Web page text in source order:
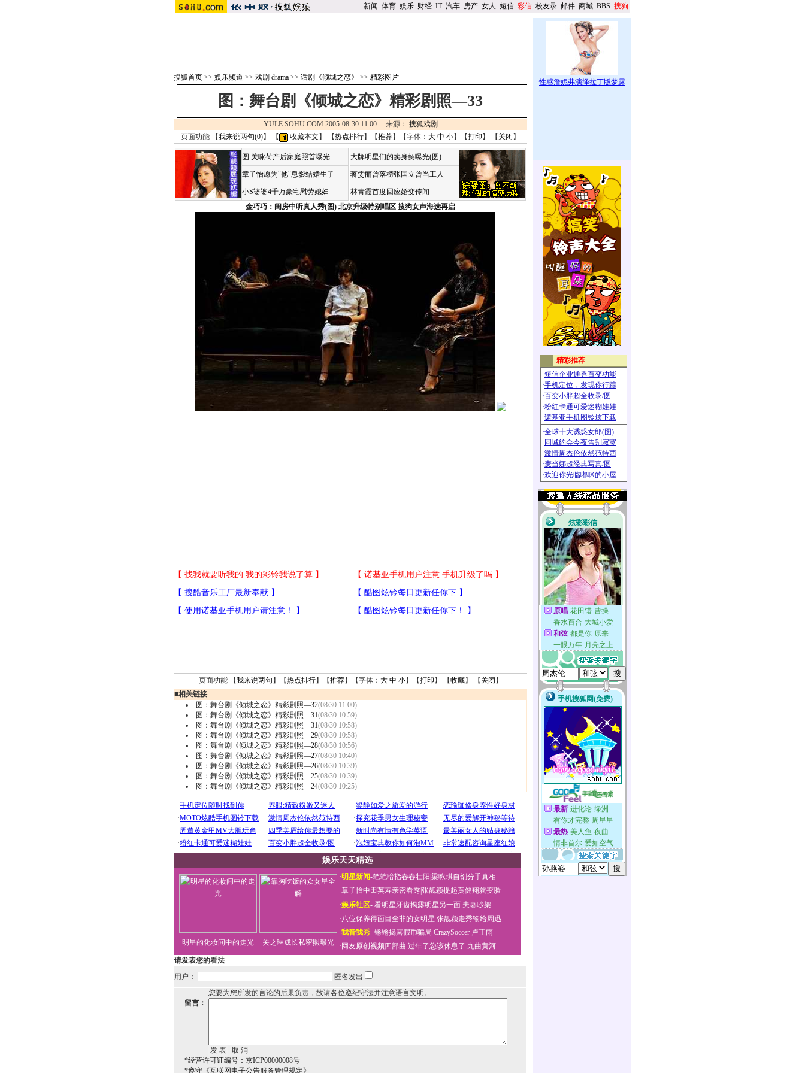
新闻-体育-娱乐-财经-IT-汽车-房产-女人 -短信-彩信-校友录-邮件-商城-BBS-搜狗
搜狐首页 >> 娱乐频道 >> 戏剧 drama >> 话剧《倾城之恋》 >> 精彩图片
图：舞台剧《倾城之恋》精彩剧照—33
YULE.SOHU.COM 2005-08-30 11:00 来源： 搜狐戏剧
页面功能 【我来说两句(0)】 【 收藏本文 】 【热点排行】【推荐】【字体： 大 中 小】【打印 】 【 关闭 】
图:关咏荷产后家庭照首曝光
章子怡愿为"他"息影结婚生子
小S婆婆4千万豪宅慰劳媳妇
大牌明星们的卖身契曝光(图)
蒋雯丽曾落榜张国立曾当工人
林青霞首度回应婚变传闻
金巧巧：闺房中听真人秀(图) 北京升级特别唱区 搜狗女声海选再启
页面功能 【我来说两句 】【热点排行】【推荐】【字体： 大 中 小】【打印 】 【收藏】 【 关闭 】
■相关链接
图：舞台剧《倾城之恋》精彩剧照—32(08/30 11:00)
图：舞台剧《倾城之恋》精彩剧照—31(08/30 10:59)
图：舞台剧《倾城之恋》精彩剧照—31(08/30 10:58)
图：舞台剧《倾城之恋》精彩剧照—29(08/30 10:58)
图：舞台剧《倾城之恋》精彩剧照—28(08/30 10:56)
图：舞台剧《倾城之恋》精彩剧照—27(08/30 10:40)
图：舞台剧《倾城之恋》精彩剧照—26(08/30 10:39)
图：舞台剧《倾城之恋》精彩剧照—25(08/30 10:39)
图：舞台剧《倾城之恋》精彩剧照—24(08/30 10:25)
娱乐天天精选
明星的化妆间中的走光 关之琳成长私密照曝光
·明星新闻-笔笔暗指春春壮阳 梁咏琪自剖分手真相
·章子怡中田英寿亲密看秀张靓颖提起黄健翔就变脸
·娱乐社区- 看明星牙齿揭露明星另一面 夫妻吵架
·八位保养得面目全非的女明星 张靓颖走秀输给周迅
·我音我秀- 锵锵揭露假币骗局 CrazySoccer 卢正雨
· 网友原创视频四部曲 过年了您该休息了 九曲黄河
请发表您的看法
用户：
匿名发出
您要为您所发的言论的后果负责，故请各位遵纪守法并注意语言文明。
留言：
*经营许可证编号：京ICP00000008号
*遵守《互联网电子公告服务管理规定》